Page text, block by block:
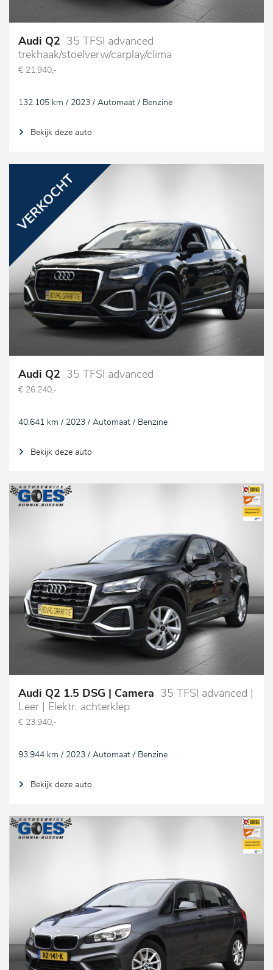
Audi Q2
35 TFSI advanced
trekhaak/stoelverw/carplay/clima
€ 21.940,-
132.105 km / 2023 / Automaat / Benzine
Bekijk deze auto
Audi Q2 35 TFSI advanced
€ 26.240,-
40.641 km / 2023 / Automaat / Benzine
Bekijk deze auto
Audi Q2 1.5 DSG | Camera
35 TFSI advanced |
Leer | Elektr. achterklep
€ 23.940,-
93.944 km / 2023 / Automaat / Benzine
Bekijk deze auto